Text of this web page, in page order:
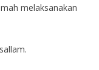
melaksanakan